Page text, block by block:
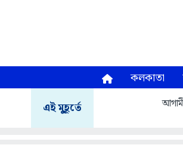
কলকাতা
এই মুহূর্তে